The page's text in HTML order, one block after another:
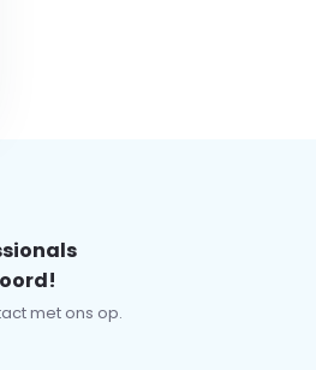
met ons op.